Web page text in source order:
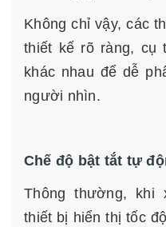
Không chỉ vậy, các
thiết kế rõ ràng, cụ
khác nhau để dễ
người nhìn.
Chế độ bật tắt tự
Thông thường, khi
thiết bị hiển thị tốc